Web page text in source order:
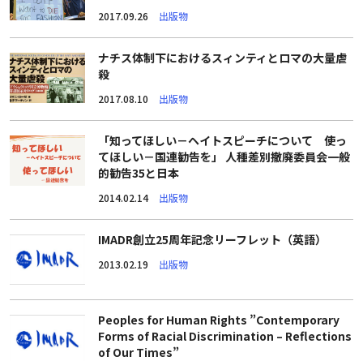
2017.09.26 出版物
ナチス体制下におけるスィンティとロマの大量虐
殺
2017.08.10 出版物
「知ってほしい－ヘイトスピーチについて 使っ
てほしい－国連勧告を」 人種差別撤廃委員会一般
的勧告35と日本
2014.02.14 出版物
IMADR創立25周年記念リーフレット（英語）
2013.02.19 出版物
Peoples for Human Rights ”Contemporary
Forms of Racial Discrimination – Reflections
of Our Times”